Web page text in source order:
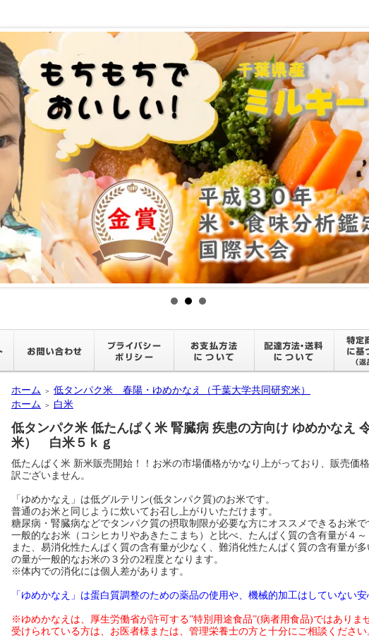
ホーム ＞ 低タンパク米 春陽・ゆめかなえ（千葉大学共同研究米）
ホーム
＞ 白米
低タンパク米 低たんぱく米 腎臓病 疾患の方向け ゆめかなえ
米） 白米５ｋｇ
低たんぱく米 新米販売開始！！お米の市場価格がかなり上がっており、販売価
訳ございません。
「ゆめかなえ」は低グルテリン(低タンパク質)のお米です。
普通のお米と同じように炊いてお召し上がりいただけます。
糖尿病・腎臓病などでタンパク質の摂取制限が必要な方にオススメできるお米で
一般的なお米（コシヒカリやあきたこまち）と比べ、たんぱく質の含有量が４～
また、易消化性たんぱく質の含有量が少なく、難消化性たんぱく質の含有量が
の量が一般的なお米の３分の2程度となります。
※体内での消化には個人差があります。
「ゆめかなえ」は蛋白質調整のための薬品の使用や、機械的加工はしていない安
※ゆめかなえは、厚生労働省が許可する”特別用途食品”(病者用食品)ではありま
受けられている方は、お医者様または、管理栄養士の方と十分にご相談ください